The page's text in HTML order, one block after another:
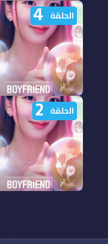
مشاهدة مسلسل
on Demand
الحلقة 6 مترجمة
مشاهدة مسلسل
on Demand
الحلقة 4 مترجمة
الحلقة 4
الحلقة 2